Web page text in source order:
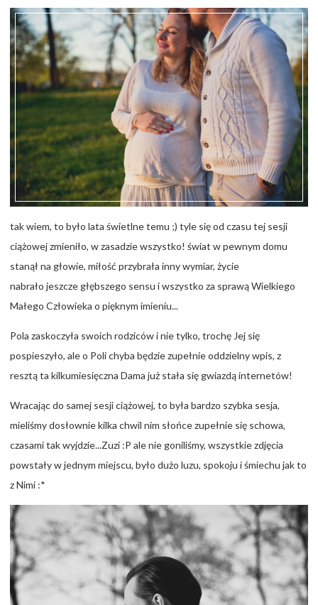
tak wiem, to było lata świetlne temu ;) tyle się od czasu tej sesji
ciążowej zmieniło, w zasadzie wszystko! świat w pewnym domu
stanął na głowie, miłość przybrała inny wymiar, życie
nabrało jeszcze głębszego sensu i wszystko za sprawą Wielkiego
Małego Człowieka o pięknym imieniu...
Pola zaskoczyła swoich rodziców i nie tylko, trochę Jej się
pospieszyło, ale o Poli chyba będzie zupełnie oddzielny wpis, z
resztą ta kilkumiesięczna Dama już stała się gwiazdą internetów!
Wracając do samej sesji ciążowej, to była bardzo szybka sesja,
mieliśmy dosłownie kilka chwil nim słońce zupełnie się schowa,
czasami tak wyjdzie...Zuzi :P ale nie goniliśmy, wszystkie zdjęcia
powstały w jednym miejscu, było dużo luzu, spokoju i śmiechu jak to
z Nimi :*